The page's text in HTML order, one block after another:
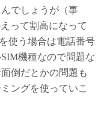
でしょうが（事
って割高になって
使う場合は電話番号
機種なので問題な
倒だとかの問題も
ングを使っていこ